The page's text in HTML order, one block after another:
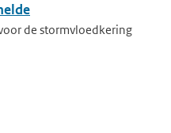
de stormvloedkering